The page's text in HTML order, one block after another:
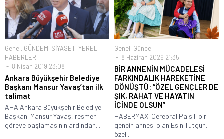
Genel, GÜNDEM, SİYASET, YEREL
HABERLER
8 Nisan 2019 23:08
Ankara Büyükşehir Belediye
Başkanı Mansur Yavaş’tan ilk
talimat
AHA.Ankara Büyükşehir Belediye
Başkanı Mansur Yavaş, resmen
göreve başlamasının ardından...
Genel, Güncel
8 Haziran 2026 21:35
BİR ANNENİN MÜCADELESİ
FARKINDALIK HAREKETİNE
DÖNÜŞTÜ: “ÖZEL GENÇLER DE
ŞIK, RAHAT VE HAYATIN
İÇİNDE OLSUN”
HABERMAX. Cerebral Palsili bir
gencin annesi olan Esin Tutgun,
özel...